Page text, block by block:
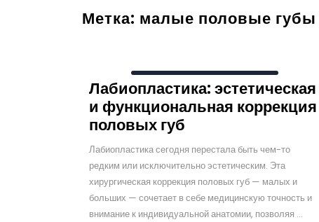
Метка: малые половые губы
Лабиопластика: эстетическая
и функциональная коррекция
половых губ
Лабиопластика сегодня перестала быть чем-то
редким или исключительно эстетическим. Эта
хирургическая коррекция половых губ — малых и
больших — сочетает в себе медицинскую точность и
внимание к индивидуальной анатомии, позволяя ...